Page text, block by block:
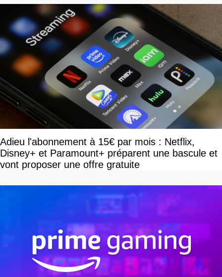
Adieu l'abonnement à 15€ par mois : Netflix,
Disney+ et Paramount+ préparent une bascule et
vont proposer une offre gratuite